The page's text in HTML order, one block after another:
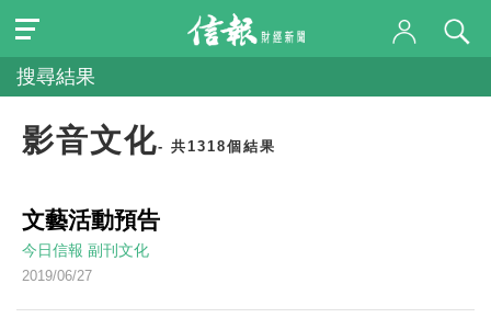
搜尋結果
影音文化- 共1318個結果
文藝活動預告
今日信報 副刊文化
2019/06/27